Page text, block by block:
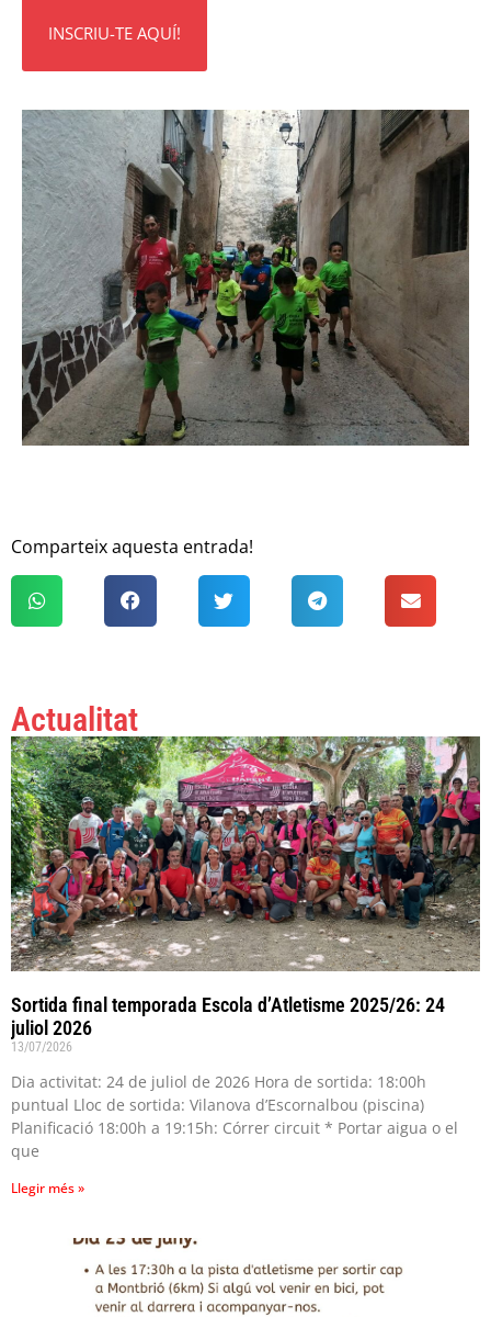
INSCRIU-TE AQUÍ!
Comparteix aquesta entrada!
Actualitat
Sortida final temporada Escola d’Atletisme 2025/26: 24
juliol 2026
13/07/2026
Dia activitat: 24 de juliol de 2026 Hora de sortida: 18:00h
puntual Lloc de sortida: Vilanova d’Escornalbou (piscina)
Planificació 18:00h a 19:15h: Córrer circuit * Portar aigua o el
que
Llegir més »